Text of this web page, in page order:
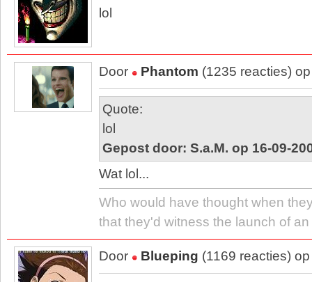
lol
Door Phantom (1235 reacties)
Quote:
lol
Gepost door: S.a.M. op 16-09-
Wat lol...
Who would have thought when
that they'd witness the launch of
Door Blueping (1169 reacties)